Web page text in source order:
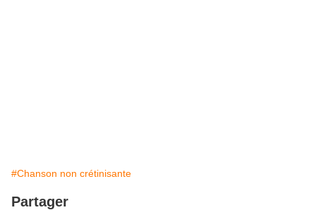
#Chanson non crétinisante
Partager